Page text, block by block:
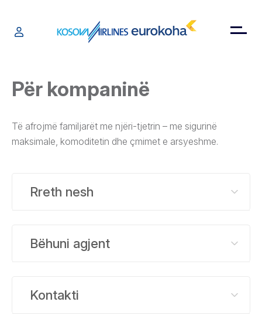
Për kompaninë
Të afrojmë familjarët me njëri-tjetrin – me sigurinë
maksimale, komoditetin dhe çmimet e arsyeshme.
Rreth nesh
Bëhuni agjent
Kontakti